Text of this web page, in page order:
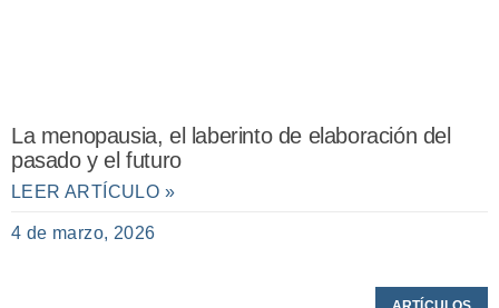
La menopausia, el laberinto de elaboración del
pasado y el futuro
LEER ARTÍCULO »
4 de marzo, 2026